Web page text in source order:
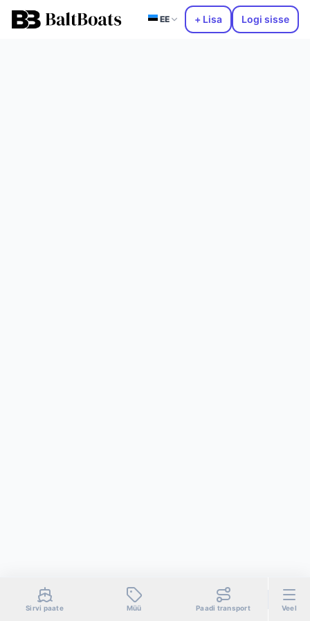
EE + Lisa Logi sisse
Sirvi paate Müü Paadi transport Veel